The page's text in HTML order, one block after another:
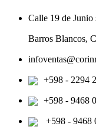
Calle 19 de
Barros Blancos,
+598 - 2294
+598 - 9468
+598 - 9468